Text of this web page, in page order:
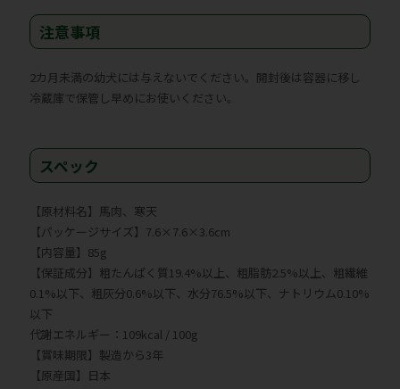
注意事項
2カ月未満の幼犬には与えないでください。開封後は容器に移し
冷蔵庫で保管し早めにお使いください。
スペック
【原材料名】馬肉、寒天
【パッケージサイズ】7.6×7.6×3.6cm
【内容量】85g
【保証成分】粗たんぱく質19.4%以上、粗脂肪2.5%以上、粗繊維
0.1%以下、粗灰分0.6%以下、水分76.5%以下、ナトリウム0.10%
以下
代謝エネルギー：109kcal / 100g
【賞味期限】製造から3年
【原産国】日本